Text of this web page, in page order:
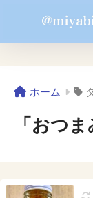
ホーム
「おつ